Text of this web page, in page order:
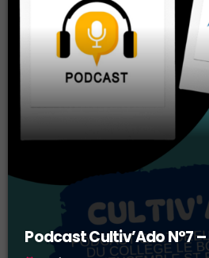
Podcast Cultiv’Ado N°7